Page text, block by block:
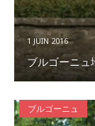
1 JUIN 2016
ブルゴーニ
ブルゴーニュ